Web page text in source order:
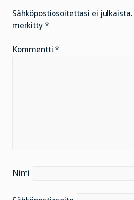
Sähköpostiosoitettasi ei julkaista.
merkitty *
Kommentti *
Nimi